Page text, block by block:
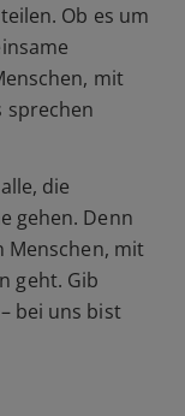
Ob es um
mit
sprechen
die
gehen. Denn
Menschen, mit
geht. Gib
bei uns bist